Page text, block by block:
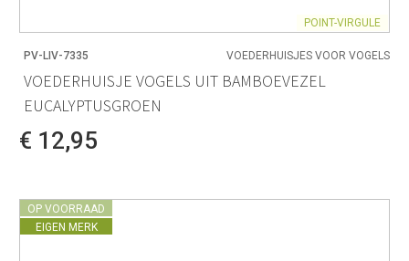
POINT-VIRGULE
PV-LIV-7335 VOEDERHUISJES VOOR VOGELS
VOEDERHUISJE VOGELS UIT BAMBOEVEZEL
EUCALYPTUSGROEN
€ 12,95
OP VOORRAAD
EIGEN MERK